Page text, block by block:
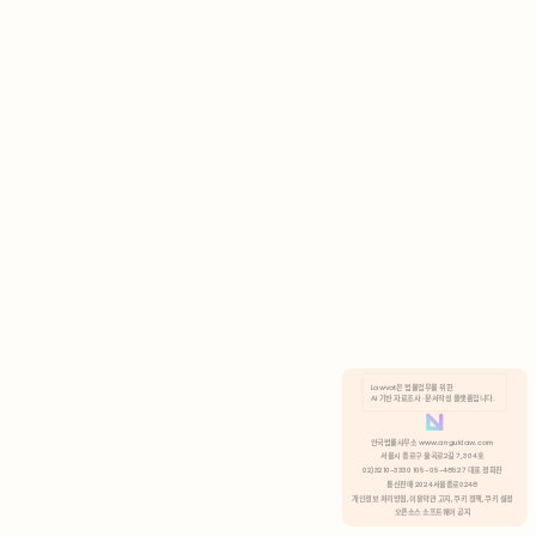
분석 쿠키 허용
Lawvot은 법률업무를 위한
AI 기반 자료조사 · 문서작성 플랫폼입니다.
안국법률사무소 www.anguklaw.com
서울시 종로구 율곡로2길 7, 304호
02)3210-3330 105-05-48527 대표 정희찬
통신판매 2024서울종로0248
개인정보 처리방침, 이용약관 고지, 쿠키 정책, 쿠키 설정
오픈소스 소프트웨어 공지